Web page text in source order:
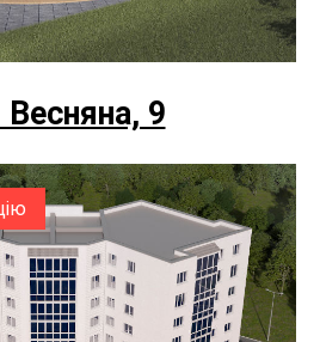
Весняна, 9